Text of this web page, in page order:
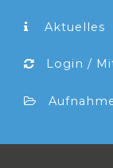
Aktuelles
Login /